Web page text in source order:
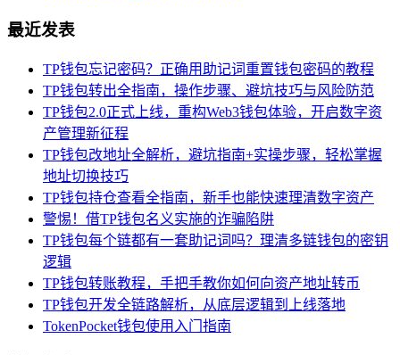
最近发表
TP钱包忘记密码？正确用助记词重置钱包密码的教程
TP钱包转出全指南，操作步骤、避坑技巧与风险防范
TP钱包2.0正式上线，重构Web3钱包体验，开启数字资
产管理新征程
TP钱包改地址全解析，避坑指南+实操步骤，轻松掌握
地址切换技巧
TP钱包持仓查看全指南，新手也能快速理清数字资产
警惕！借TP钱包名义实施的诈骗陷阱
TP钱包每个链都有一套助记词吗？理清多链钱包的密钥
逻辑
TP钱包转账教程，手把手教你如何向资产地址转币
TP钱包开发全链路解析，从底层逻辑到上线落地
TokenPocket钱包使用入门指南